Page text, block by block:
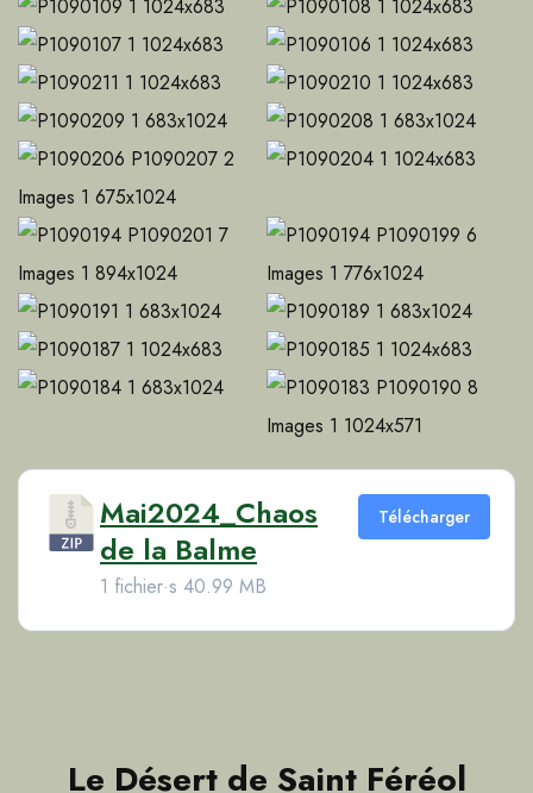
Mai2024_Chaos
de la Balme
1 fichier·s 40.99 MB
Télécharger
Le Désert de Saint Féréol